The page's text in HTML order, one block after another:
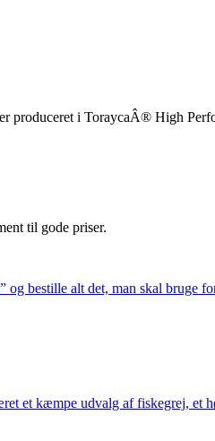
produceret i ToraycaÂ® High
til gode priser.
bestille alt det, man skal bruge
et kæmpe udvalg af fiskegrej, et